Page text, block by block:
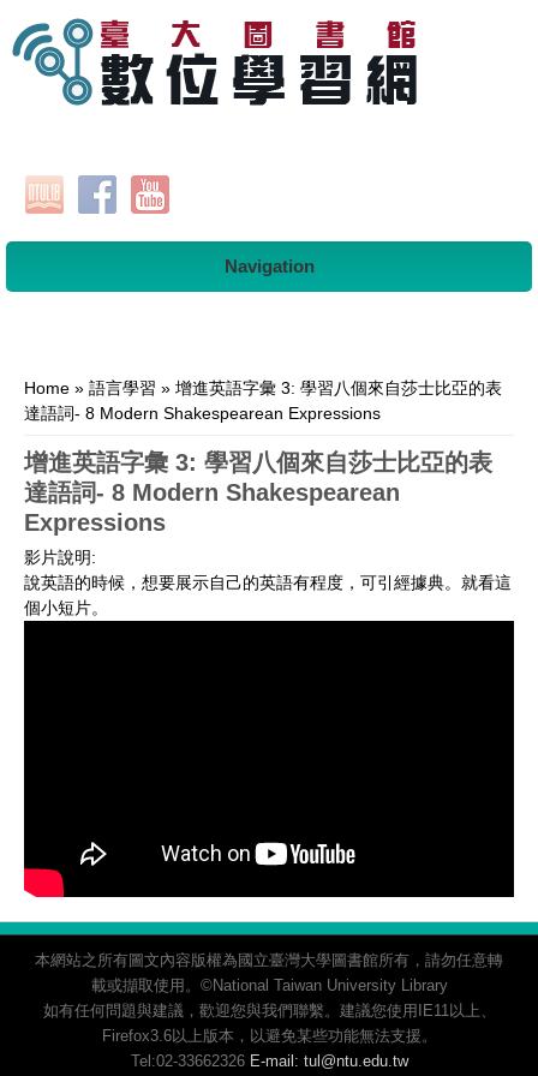
Navigation
Home » 語言學習 » 增進英語字彙 3: 學習八個來自莎士比亞的表
達語詞- 8 Modern Shakespearean Expressions
增進英語字彙 3: 學習八個來自莎士比亞的表
達語詞- 8 Modern Shakespearean
Expressions
影片說明:
說英語的時候，想要展示自己的英語有程度，可引經據典。就看這
個小短片。
本網站之所有圖文內容版權為國立臺灣大學圖書館所有，請勿任意轉
載或擷取使用。©National Taiwan University Library
如有任何問題與建議，歡迎您與我們聯繫。建議您使用IE11以上、
Firefox3.6以上版本，以避免某些功能無法支援。
Tel:02-33662326 E-mail: tul@ntu.edu.tw